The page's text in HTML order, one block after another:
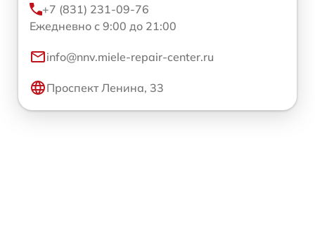
+7 (831) 231-09-76
Ежедневно с 9:00 до 21:00
info@nnv.miele-repair-center.ru
Проспект Ленина, 33